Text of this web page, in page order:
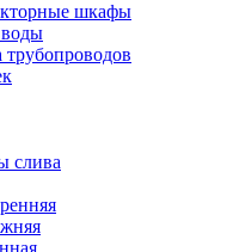
шкафы
слива